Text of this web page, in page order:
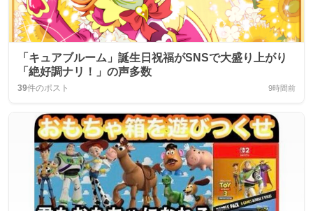
「キュアブルーム」誕生日祝福がSNSで大盛り上がり
「絶好調ナリ！」の声多数
39件のポスト 9時間前